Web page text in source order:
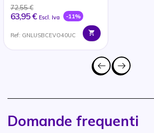
72,55 €
63,95 € Escl. Iva -11%
Ref: GNLUSBCEVO40UC
Domande frequenti